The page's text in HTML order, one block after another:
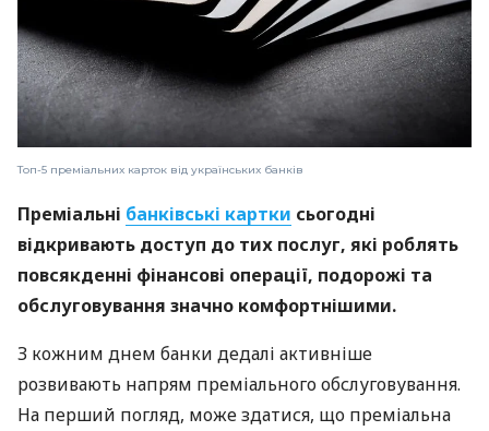
Топ-5 преміальних карток від українських банків
Преміальні банківські картки сьогодні
відкривають доступ до тих послуг, які роблять
повсякденні фінансові операції, подорожі та
обслуговування значно комфортнішими.
З кожним днем банки дедалі активніше
розвивають напрям преміального обслуговування.
На перший погляд, може здатися, що преміальна